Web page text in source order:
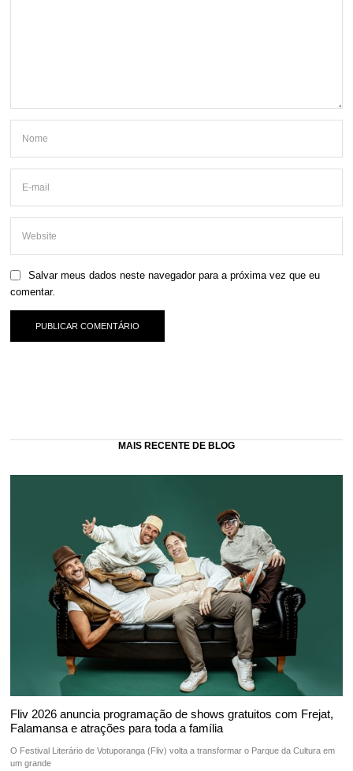
Salvar meus dados neste navegador para a próxima vez que eu
comentar.
MAIS RECENTE DE BLOG
Fliv 2026 anuncia programação de shows gratuitos com Frejat,
Falamansa e atrações para toda a família
O Festival Literário de Votuporanga (Fliv) volta a transformar o Parque da Cultura em
um grande